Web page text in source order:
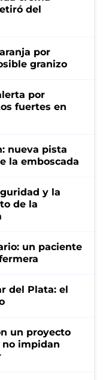
del
por
granizo
por
fuertes en
nueva pista
la emboscada
y la
de la
un paciente
del Plata: el
un proyecto
no impidan